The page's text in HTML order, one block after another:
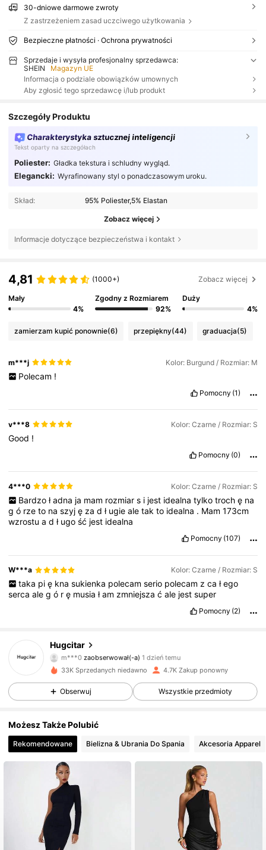
30-dniowe darmowe zwroty
Z zastrzeżeniem zasad uczciwego użytkowania
Bezpieczne płatności · Ochrona prywatności
Sprzedaje i wysyła profesjonalny sprzedawca:
SHEIN
Magazyn UE
Informacja o podziale obowiązków umownych
Aby zgłosić tego sprzedawcę i/lub produkt
Szczegóły Produktu
Charakterystyka sztucznej inteligencji
Tekst oparty na szczegółach
Poliester: Gładka tekstura i schludny wygląd.
Elegancki: Wyrafinowany styl o ponadczasowym uroku.
Skład: 95% Poliester,5% Elastan
Zobacz więcej
Informacje dotyczące bezpieczeństwa i kontakt
4,81 (1000+) Zobacz więcej
Mały
4%
Zgodny z Rozmiarem
92%
Duży
4%
zamierzam kupić ponownie(6) przepiękny(44) graduacja(5)
m***j Kolor: Burgund / Rozmiar: M
Polecam !
Pomocny (1)
v***8 Kolor: Czarne / Rozmiar: S
Good !
Pomocny (0)
4***0 Kolor: Czarne / Rozmiar: S
Bardzo ładna ja mam rozmiar s i jest idealna tylko troch ę na
gó rzeto naszyję zadł ugiealetakto idealna . Mam173cm
wzrostuadł ugość jest idealna
Pomocny (107)
W***a Kolor: Czarne / Rozmiar: S
taka pi ę kna sukienka polecam serio polecam z ca łego
sercaalegó rę musiałam zmniejszaćale jestsuper
Pomocny (2)
Hugcitar
m***0zaobserwował(-a)
4,76
4.6K Obserwujący
4,76 4.6K Obserwujący
4,76 4.6K Obserwujący
4,76
4,76 4.6K Obserwujący
4,76 4.6K Obserwujący
33K Sprzedanych niedawno 4.7K Zakup ponowny
Obserwuj Wszystkie przedmioty
Możesz Także Polubić
Rekomendowane Bielizna & Ubrania Do Spania Akcesoria Apparel